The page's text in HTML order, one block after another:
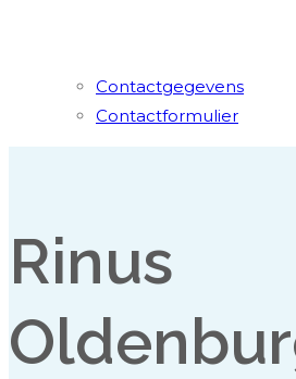
Contactgegevens
Contactformulier
Rinus